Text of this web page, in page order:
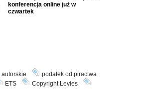
konferencja online już w
czwartek
podatek od piractwa
ETS
Copyright Levies